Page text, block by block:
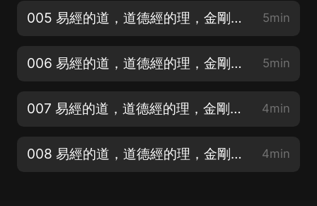
005 易經的道，道德經的理，金剛經的法 恰逢其時，適得其位 5min
006 易經的道，道德經的理，金剛經的法 好與壞、吉與凶都在片刻轉化中 5min
007 易經的道，道德經的理，金剛經的法 當隱忍時則隱忍，當退避時不猶豫1 4min
008 易經的道，道德經的理，金剛經的法 當隱忍時則隱忍，當退避時不猶豫2 4min